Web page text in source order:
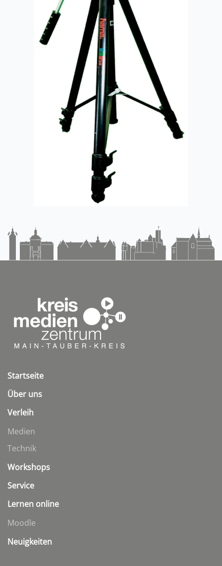
Startseite
Über uns
Verleih
Medien
Technik
Workshops
Service
Lernen online
Moodle
Neuigkeiten